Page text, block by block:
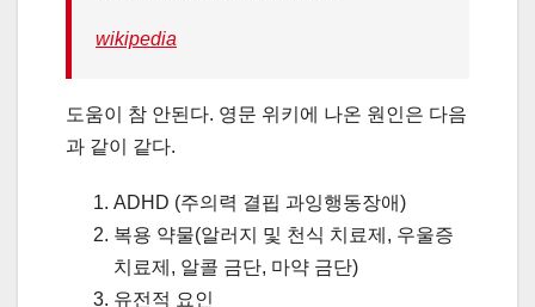
wikipedia
도움이 참 안된다. 영문 위키에 나온 원인은 다음
과 같이 같다.
ADHD (주의력 결핍 과잉행동장애)
복용 약물(알러지 및 천식 치료제, 우울증
치료제, 알콜 금단, 마약 금단)
유전적 요인